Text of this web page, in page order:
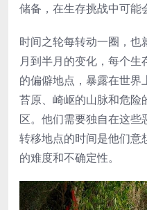
储备，在生存挑战中可能
时间之轮每转动一圈，也
月到半月的变化，每个
的偏僻地点，暴露在世界
苔原、崎岖的山脉和危险
区。他们需要独自在这些
转移地点的时间是他们意
的难度和不确定性。